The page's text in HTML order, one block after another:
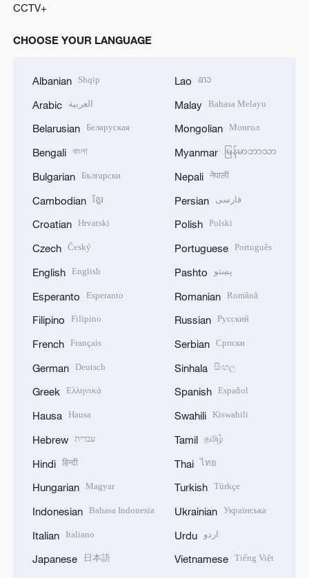
CCTV+
CHOOSE YOUR LANGUAGE
Albanian Shqip
Arabic العربية
Belarusian Беларуская
Bengali বাংলা
Bulgarian Български
Cambodian ខ្មែរ
Croatian Hrvatski
Czech Český
English English
Esperanto Esperanto
Filipino Filipino
French Français
German Deutsch
Greek Ελληνικά
Hausa Hausa
Hebrew עברית
Hindi हिन्दी
Hungarian Magyar
Indonesian Bahasa Indonesia
Italian Italiano
Japanese 日本語
Lao ລາວ
Malay Bahasa Melayu
Mongolian Монгол
Myanmar မြန်မာဘာသာ
Nepali नेपाली
Persian فارسی
Polish Polski
Portuguese Português
Pashto پښتو
Romanian Română
Russian Русский
Serbian Српски
Sinhala සිංහල
Spanish Español
Swahili Kiswahili
Tamil தமிழ்
Thai ไทย
Turkish Türkçe
Ukrainian Українська
Urdu اردو
Vietnamese Tiếng Việt